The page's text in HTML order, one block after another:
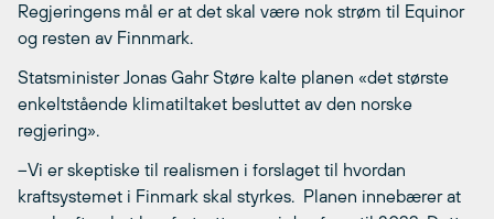
Regjeringens mål er at det skal være nok strøm til Equinor
og resten av Finnmark.
Statsminister Jonas Gahr Støre kalte planen «det største
enkeltstående klimatiltaket besluttet av den norske
regjering».
–Vi er skeptiske til realismen i forslaget til hvordan
kraftsystemet i Finmark skal styrkes. Planen innebærer at